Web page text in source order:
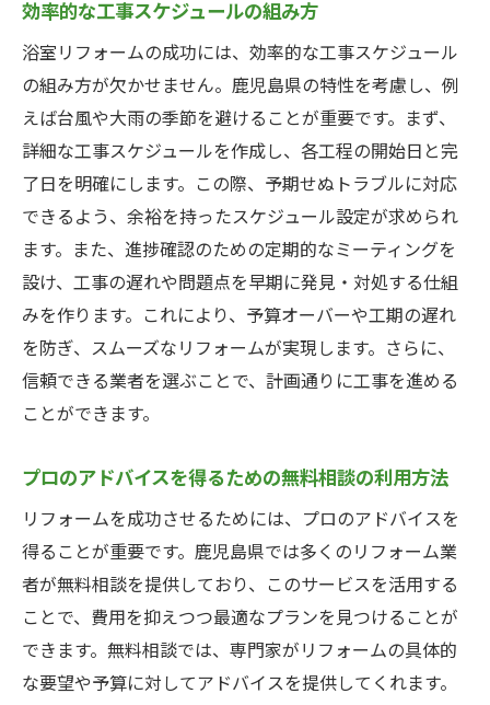
効率的な工事スケジュールの組み方
浴室リフォームの成功には、効率的な工事スケジュール
の組み方が欠かせません。鹿児島県の特性を考慮し、例
えば台風や大雨の季節を避けることが重要です。まず、
詳細な工事スケジュールを作成し、各工程の開始日と完
了日を明確にします。この際、予期せぬトラブルに対応
できるよう、余裕を持ったスケジュール設定が求められ
ます。また、進捗確認のための定期的なミーティングを
設け、工事の遅れや問題点を早期に発見・対処する仕組
みを作ります。これにより、予算オーバーや工期の遅れ
を防ぎ、スムーズなリフォームが実現します。さらに、
信頼できる業者を選ぶことで、計画通りに工事を進める
ことができます。
プロのアドバイスを得るための無料相談の利用方法
リフォームを成功させるためには、プロのアドバイスを
得ることが重要です。鹿児島県では多くのリフォーム業
者が無料相談を提供しており、このサービスを活用する
ことで、費用を抑えつつ最適なプランを見つけることが
できます。無料相談では、専門家がリフォームの具体的
な要望や予算に対してアドバイスを提供してくれます。